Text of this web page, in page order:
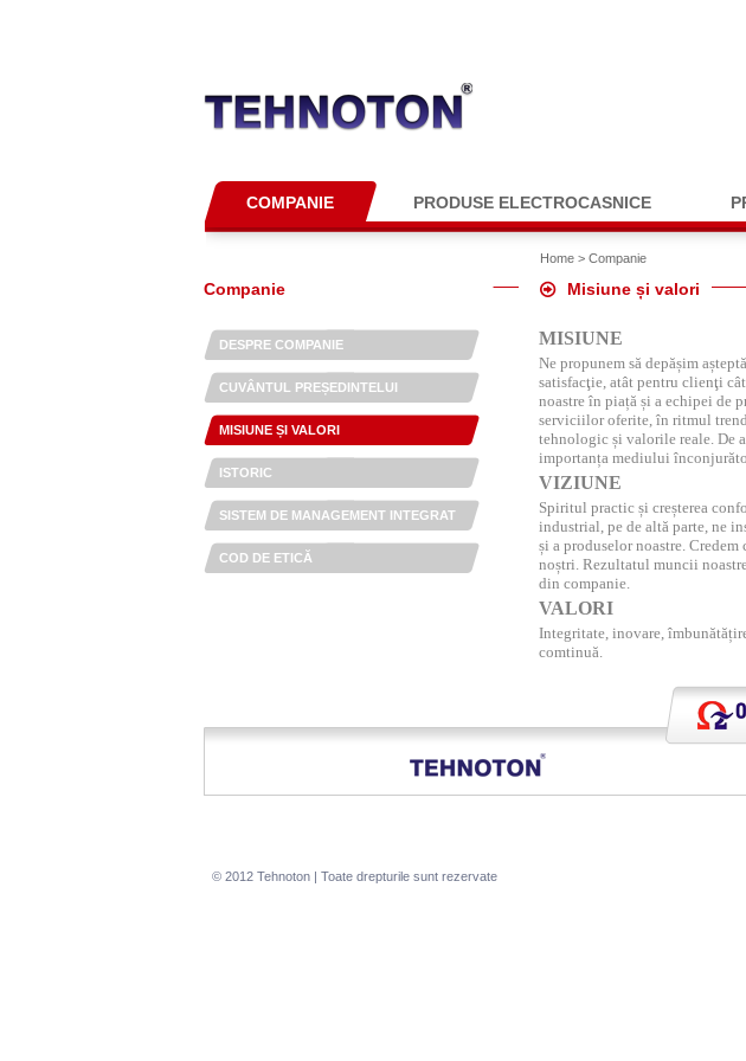
COMPANIE PRODUSE ELECTROCASNICE
Home > Companie
Companie
DESPRE COMPANIE
CUVÂNTUL PREȘEDINTELUI
MISIUNE ȘI VALORI
ISTORIC
SISTEM DE MANAGEMENT INTEGRAT
COD DE ETICĂ
Misiune și valori
MISIUNE
Ne propunem să depășim
satisfacţie, atât pentru clienţi
noastre în piață și a echipei de
serviciilor oferite, în ritmul
tehnologic și valorile reale. De
importanța mediului
VIZIUNE
Spiritul practic și creșterea
industrial, pe de altă parte, ne
și a produselor noastre.
noștri. Rezultatul muncii
din companie.
VALORI
Integritate, inovare,
comtinuă.
© 2012 Tehnoton | Toate drepturile sunt rezervate